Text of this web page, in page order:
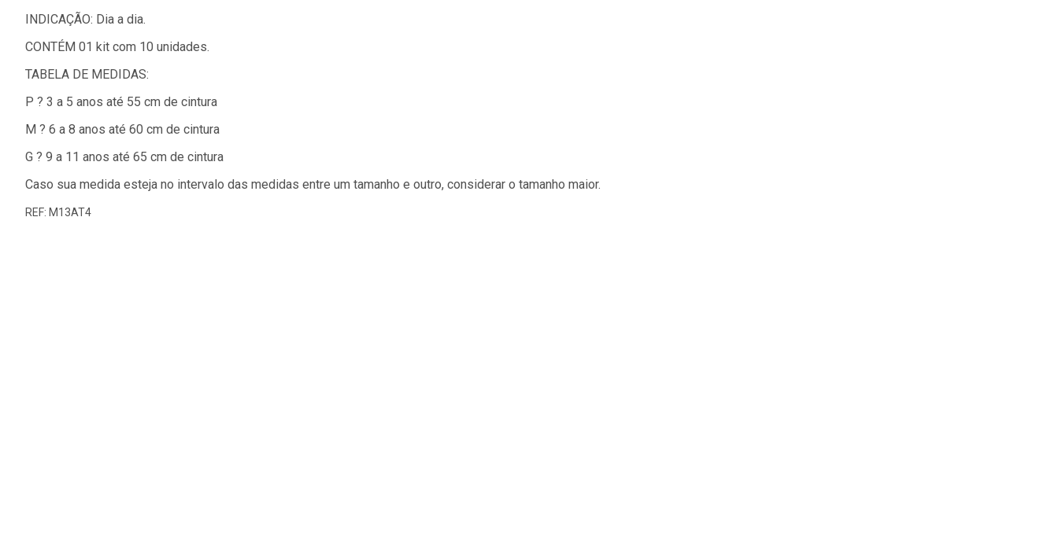
INDICAÇÃO: Dia a dia.
CONTÉM 01 kit com 10 unidades.
TABELA DE MEDIDAS:
P ? 3 a 5 anos até 55 cm de cintura
M ? 6 a 8 anos até 60 cm de cintura
G ? 9 a 11 anos até 65 cm de cintura
Caso sua medida esteja no intervalo das medidas entre um tamanho e outro, considerar o tamanho maior.
REF: M13AT4